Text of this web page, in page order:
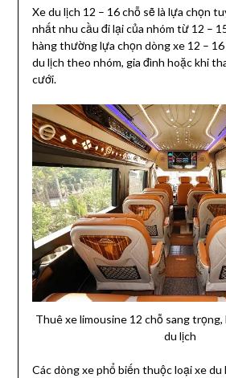
Xe du lịch 12 – 16 chỗ sẽ là lựa chọn
nhất nhu cầu đi lại của nhóm từ 12 –
hàng thường lựa chọn dòng xe 12 –
du lịch theo nhóm, gia đình hoặc khi
cưới.
Thuê xe limousine 12 chỗ sang
du lịch
Các dòng xe phổ biến thuộc loại xe du